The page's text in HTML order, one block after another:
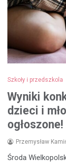
Szkoły i przedszkola
Wyniki
dzieci i
ogłoszone!
Przemysław
Środa